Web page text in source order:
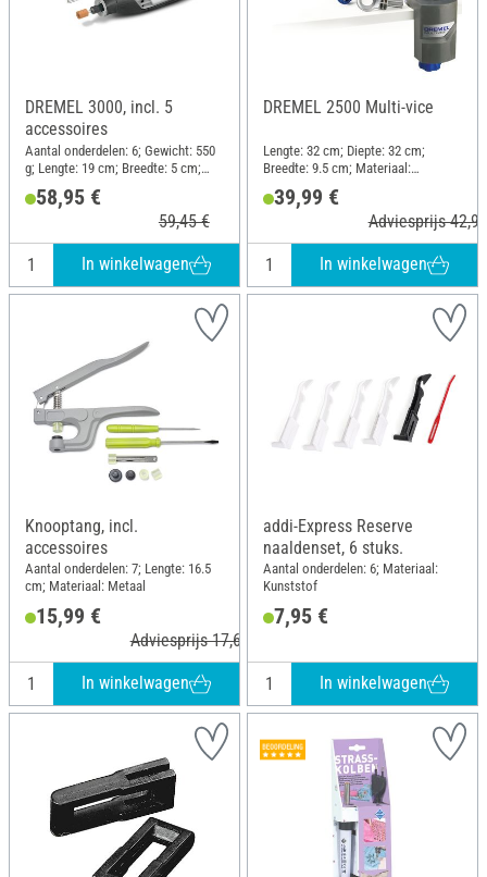
DREMEL 3000, incl. 5
accessoires
Aantal onderdelen: 6; Gewicht: 550
g; Lengte: 19 cm; Breedte: 5 cm;
58,95 €
59,45 €
In winkelwagen
DREMEL 2500 Multi-vice
Lengte: 32 cm; Diepte: 32 cm;
Breedte: 9.5 cm; Materiaal:
39,99 €
Adviesprijs
In winkelwagen
Knooptang, incl.
accessoires
Aantal onderdelen: 7; Lengte: 16.5
cm; Materiaal: Metaal
15,99 €
Adviesprijs 17,60 €
In winkelwagen
addi-Express Reserve
naaldenset, 6 stuks.
Aantal onderdelen: 6; Materiaal:
Kunststof
7,95 €
In winkelwagen